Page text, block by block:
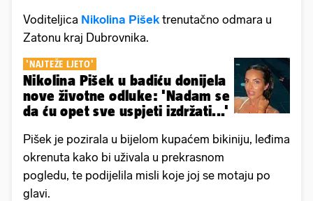
Voditeljica Nikolina Pišek trenutačno odmara u
Zatonu kraj Dubrovnika.
'NAJTEŽE LJETO'
Nikolina Pišek u badiću donijela
nove životne odluke: 'Nadam se
da ću opet sve uspjeti izdržati...'
Pišek je pozirala u bijelom kupaćem bikiniju, leđima
okrenuta kako bi uživala u prekrasnom
pogledu, te podijelila misli koje joj se motaju po
glavi.